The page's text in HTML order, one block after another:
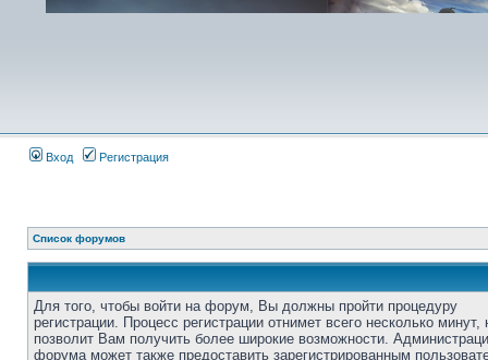
Вход Регистрация
Список форумов
Для того, чтобы войти на форум, Вы должны пройти процедуру
регистрации. Процесс регистрации отнимет всего несколько минут,
позволит Вам получить более широкие возможности.
форума может также предоставить зарегистрированным